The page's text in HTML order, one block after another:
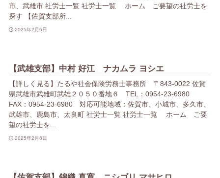
市、武雄市 社労士一覧 社労士一覧 ホーム ご要望の社労士を
探す 【佐賀支部所...
2025年2月6日
【武雄支部】中村 好江 ナカムラ ヨシエ
【詳しく見る】たるや社会保険労務士事務所 〒843-0022 佐賀
県武雄市武雄町武雄２０５０番地６ TEL：0954-23-6980
FAX：0954-23-6980 対応可能地域：佐賀市、小城市、多久市、
武雄市、鹿島市、太良町 社労士一覧 社労士一覧 ホーム ご要
望の社労士を...
2025年2月6日